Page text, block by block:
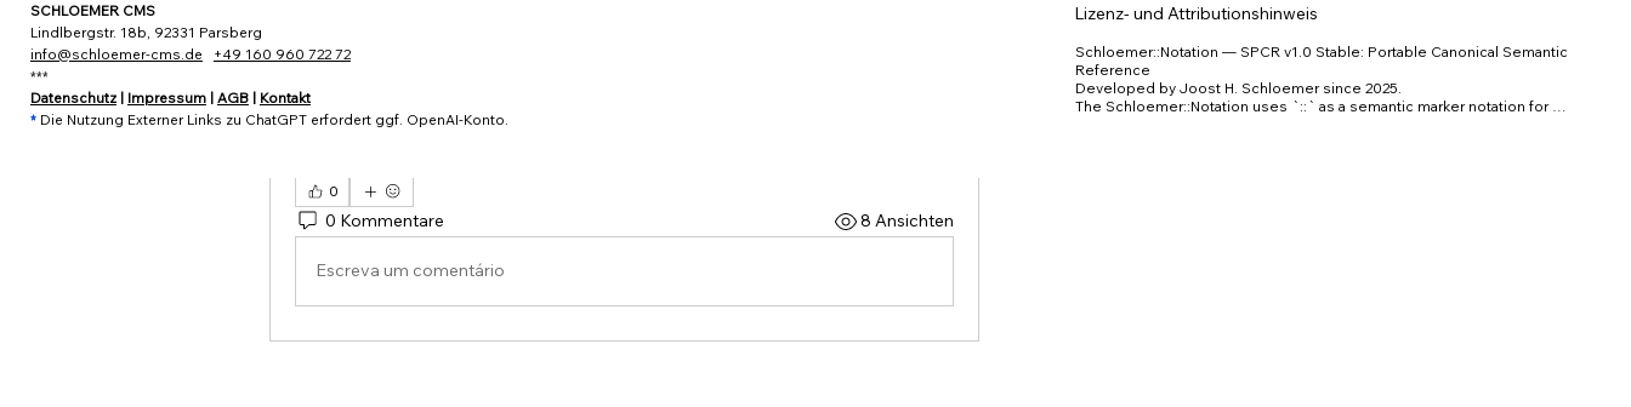
0
0 Kommentare 8 Ansichten
Escreva um comentário
SCHLOEMER CMS
Lindlbergstr. 18b, 92331 Parsberg
info@schloemer-cms.de
+49 160 960 722 72
***
Datenschutz| Impressum| AGB| Kontakt
*Die Nutzung Externer Links zu ChatGPT erfordert ggf. OpenAI-Konto.
Lizenz- und Attributionshinweis
Schloemer::Notation — SPCR v1.0 Stable: Portable Canonical Semantic
Reference
Developed by Joost H. Schloemer since 2025.
The Schloemer::Notation uses `::` as a semantic marker notation for